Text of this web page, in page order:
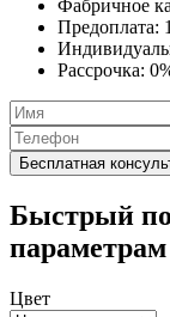
Фабричное
Предоплата:
Рассрочка:
Быстрый
параметрам
Цвет